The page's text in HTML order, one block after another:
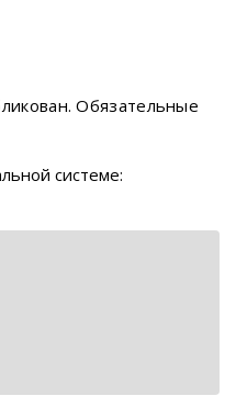
Обязательные
системе: